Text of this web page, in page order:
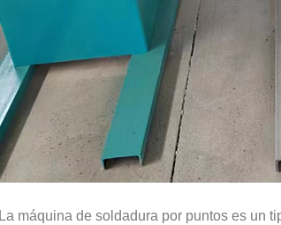
La máquina de soldadura por puntos es un